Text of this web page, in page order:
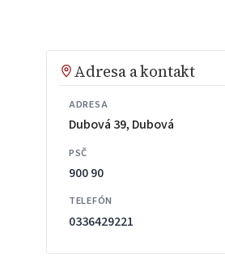
Adresa a kontakt
ADRESA
Dubová 39, Dubová
PSČ
900 90
TELEFÓN
0336429221